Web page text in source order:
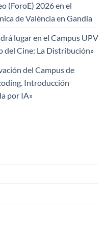
(ForoE) 2026 en el
de València en Gandia
lugar en el Campus UPV
del Cine: La Distribución»
del Campus de
Introducción
por IA»